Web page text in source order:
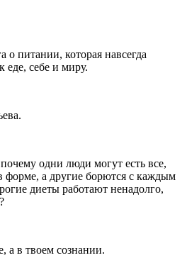
о питании, которая навсегда
еде, себе и миру.
одни люди могут есть все,
форме, а другие борются с каждым
диеты работают ненадолго,
а в твоем сознании.